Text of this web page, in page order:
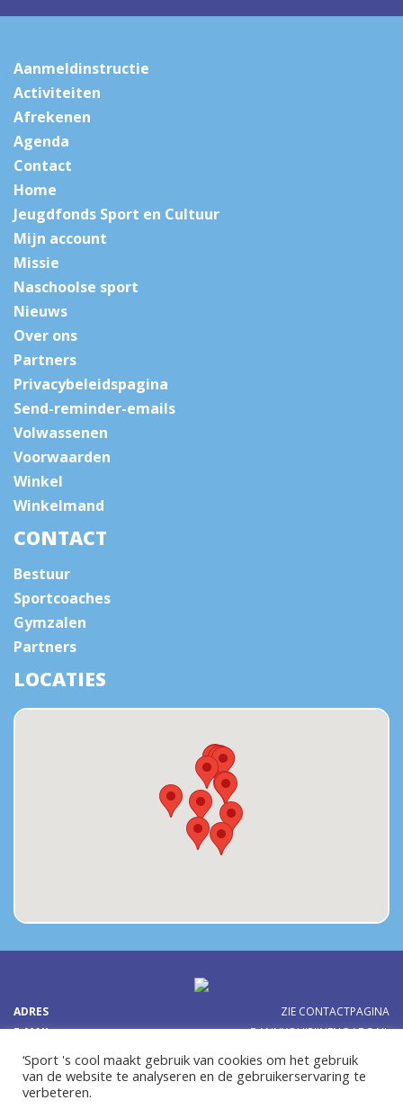
Aanmeldinstructie
Activiteiten
Afrekenen
Agenda
Contact
Home
Jeugdfonds Sport en Cultuur
Mijn account
Missie
Naschoolse sport
Nieuws
Over ons
Partners
Privacybeleidspagina
Send-reminder-emails
Volwassenen
Voorwaarden
Winkel
Winkelmand
CONTACT
Bestuur
Sportcoaches
Gymzalen
Partners
LOCATIES
ADRES
ZIE CONTACTPAGINA
E-MAIL
DANNYQUIRIJNEN@ABG.NL
TEL:
0641614077
‘Sport 's cool maakt gebruik van cookies om het gebruik
van de website te analyseren en de gebruikerservaring te
verbeteren.